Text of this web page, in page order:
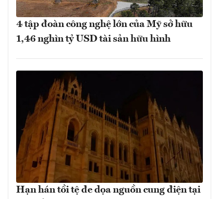
4 tập đoàn công nghệ lớn của Mỹ sở hữu
1,46 nghìn tỷ USD tài sản hữu hình
Hạn hán tồi tệ đe dọa nguồn cung điện tại